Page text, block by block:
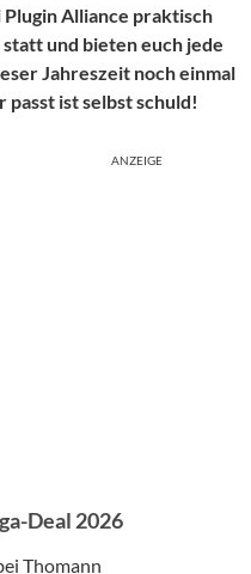
Plugin Alliance praktisch
und bieten euch jede
Jahreszeit noch einmal
ist selbst schuld!
ANZEIGE
Deal 2026
Thomann